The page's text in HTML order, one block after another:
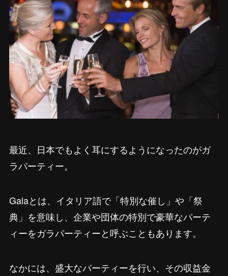
最近、日本でもよく耳にするようになったのがガ
ラパーティー。
Galaとは、イタリア語で「特別な催し」や「祭
典」を意味し、企業や団体の特別で豪華なパーテ
ィーをガラパーティーと呼ぶこともあります。
なかには、盛大なパーティーを行い、その収益金